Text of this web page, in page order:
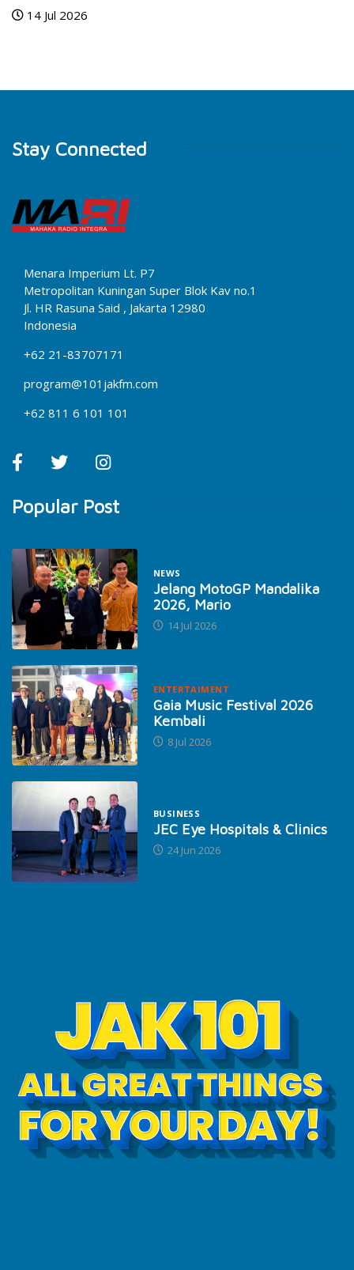
14 Jul 2026
Stay Connected
Menara Imperium Lt. P7
Metropolitan Kuningan Super Blok Kav no.1
Jl. HR Rasuna Said , Jakarta 12980
Indonesia
+62 21-83707171
program@101jakfm.com
+62 811 6 101 101
Popular Post
NEWS
Jelang MotoGP Mandalika
2026, Mario
14 Jul 2026
ENTERTAIMENT
Gaia Music Festival 2026
Kembali
8 Jul 2026
BUSINESS
JEC Eye Hospitals & Clinics
24 Jun 2026